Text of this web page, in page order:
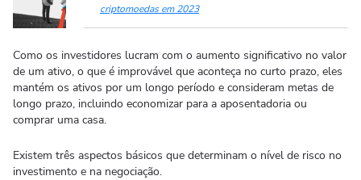
criptomoedas em 2023
Como os investidores lucram com o aumento significativo no valor
de um ativo, o que é improvável que aconteça no curto prazo, eles
mantém os ativos por um longo período e consideram metas de
longo prazo, incluindo economizar para a aposentadoria ou
comprar uma casa.
Existem três aspectos básicos que determinam o nível de risco no
investimento e na negociação.